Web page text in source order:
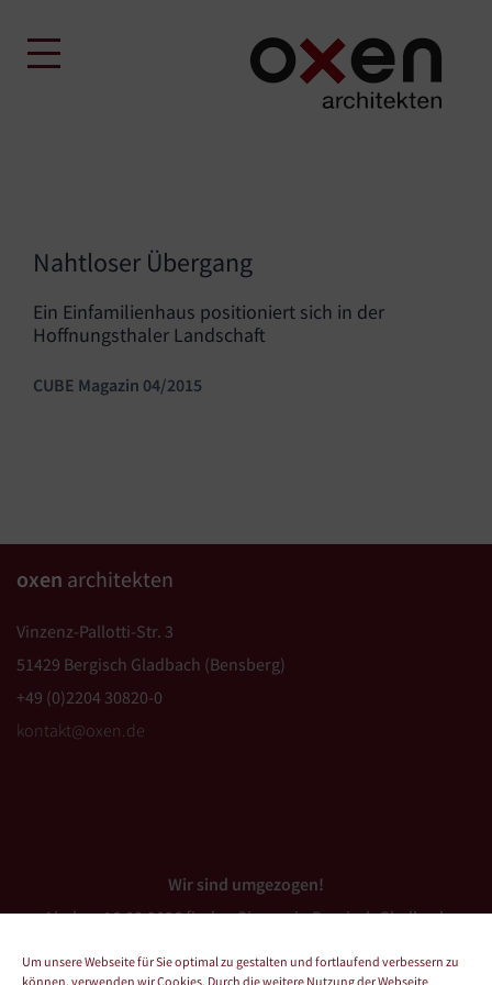
Um unsere Webseite für Sie optimal zu gestalten und fortlaufend verbessern zu
können, verwenden wir Cookies. Durch die weitere Nutzung der Webseite
Nahtloser Übergang
Ein Einfamilienhaus positioniert sich in der
Hoffnungsthaler Landschaft
CUBE Magazin 04/2015
oxen architekten
Vinzenz-Pallotti-Str. 3
51429 Bergisch Gladbach (Bensberg)
+49 (0)2204 30820-0
kontakt@oxen.de
Wir sind umgezogen!
Ab dem 16.03.2026 finden Sie uns in Bergisch Gladbach